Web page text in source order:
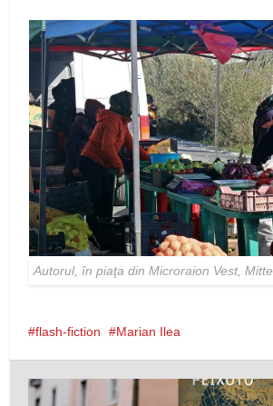
Autorul, în piaţa din Microraion Vest,
flash-fiction Marian Ilea